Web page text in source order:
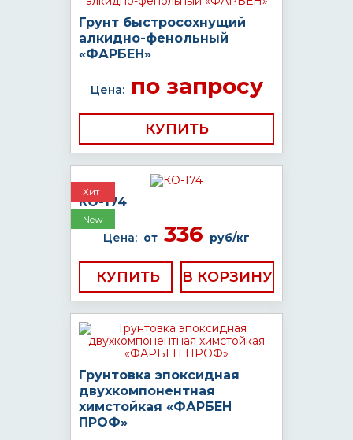
Грунт быстросохнущий
алкидно-фенольный
«ФАРБЕН»
Цена:по запросу
КУПИТЬ
Хит
New
КО-174
Цена: от 336 руб/кг
КУПИТЬ
Грунтовка эпоксидная
двухкомпонентная
химстойкая «ФАРБЕН
ПРОФ»